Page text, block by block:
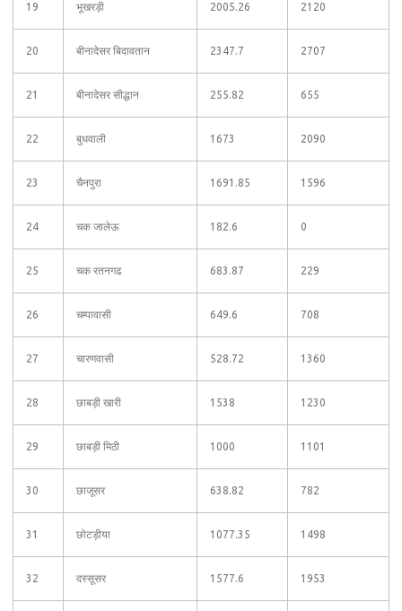
19 भूखरड़ी 2005.26 2120
20 बीनादेसर बिदावतान 2347.7 2707
21 बीनादेसर सीद्धान 255.82 655
22 बुधवाली 1673 2090
23 चैनपुरा 1691.85 1596
24 चक जालेऊ 182.6 0
25 चक रतनगढ 683.87 229
26 चम्पावासी 649.6 708
27 चारणवासी 528.72 1360
28 छाबड़ी खारी 1538 1230
29 छाबड़ी मिठी 1000 1101
30 छाजूसर 638.82 782
31 छोटड़ीया 1077.35 1498
32 दस्सूसर 1577.6 1953